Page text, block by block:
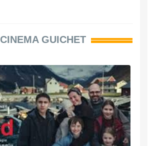
CINEMA GUICHET